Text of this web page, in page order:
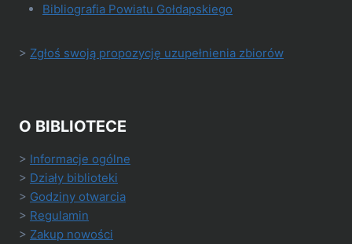
Bibliografia Powiatu Gołdapskiego
> Zgłoś swoją propozycję uzupełnienia zbiorów
O BIBLIOTECE
> Informacje ogólne
> Działy biblioteki
> Godziny otwarcia
> Regulamin
> Zakup nowości